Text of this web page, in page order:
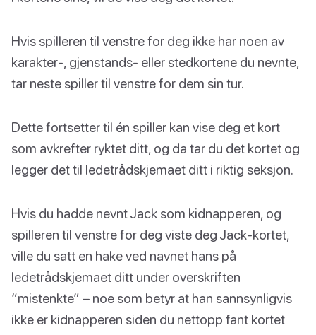
Hvis spilleren til venstre for deg ikke har noen av
karakter-, gjenstands- eller stedkortene du nevnte,
tar neste spiller til venstre for dem sin tur.
Dette fortsetter til én spiller kan vise deg et kort
som avkrefter ryktet ditt, og da tar du det kortet og
legger det til ledetrådskjemaet ditt i riktig seksjon.
Hvis du hadde nevnt Jack som kidnapperen, og
spilleren til venstre for deg viste deg Jack-kortet,
ville du satt en hake ved navnet hans på
ledetrådskjemaet ditt under overskriften
“mistenkte” – noe som betyr at han sannsynligvis
ikke er kidnapperen siden du nettopp fant kortet